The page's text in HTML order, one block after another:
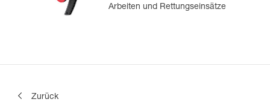
Arbeiten und Rettungseinsätze
Zurück